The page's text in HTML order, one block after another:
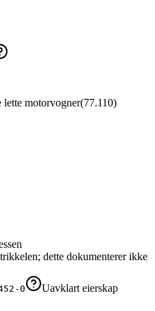
lette motorvogner(77.110)
dette dokumenterer ikke
0
Uavklart eierskap